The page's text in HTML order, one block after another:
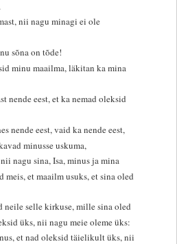
nii nagu minagi ei ole
sõna on tõde!
minu maailma, läkitan ka mina
nende eest, et ka nemad oleksid
nende eest, vaid ka nende eest,
minusse uskuma,
nagu sina, Isa, minus ja mina
meis, et maailm usuks, et sina oled
neile selle kirkuse, mille sina oled
üks, nii nagu meie oleme üks:
et nad oleksid täielikult üks, nii